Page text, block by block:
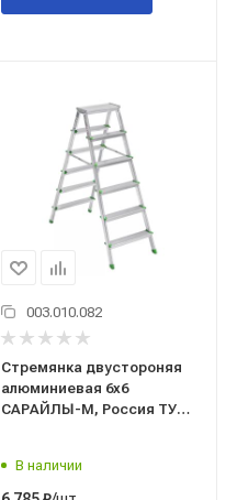
003.010.082
Стремянка двустороняя
алюминиевая 6х6
САРАЙЛЫ-М, Россия ТУ
В наличии